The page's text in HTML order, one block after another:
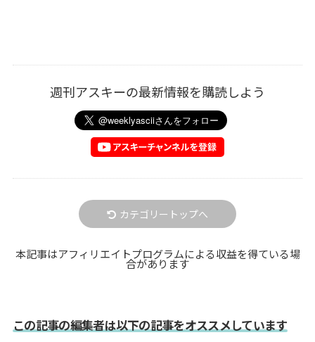
週刊アスキーの最新情報を購読しよう
カテゴリートップへ
本記事はアフィリエイトプログラムによる収益を得ている場
合があります
この記事の編集者は以下の記事をオススメしています